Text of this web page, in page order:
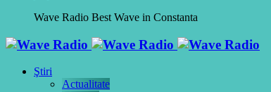
Wave Radio Best Wave in Constanta
Ştiri
Actualitate